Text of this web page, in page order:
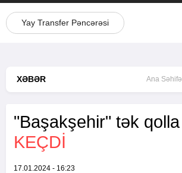
Yay Transfer Pəncərəsi
XƏBƏR Ana Səhifə
"Başakşehir" tək qolla
KEÇDI
17.01.2024 - 16:23